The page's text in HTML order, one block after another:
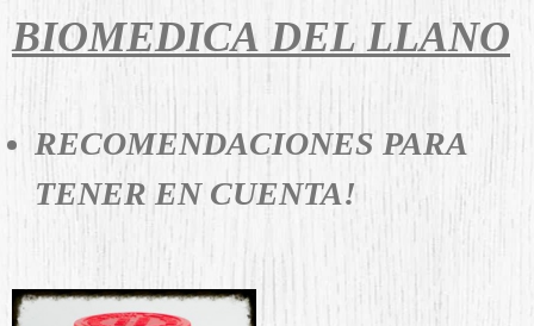
BIOMEDICA DEL LLANO
RECOMENDACIONES PARA
TENER EN CUENTA!